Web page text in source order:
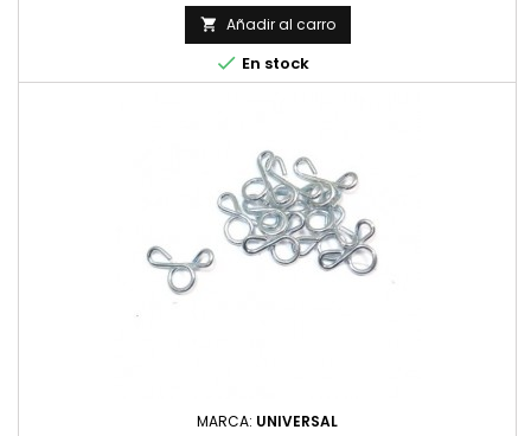
 Añadir al carro
 En stock
MARCA: UNIVERSAL